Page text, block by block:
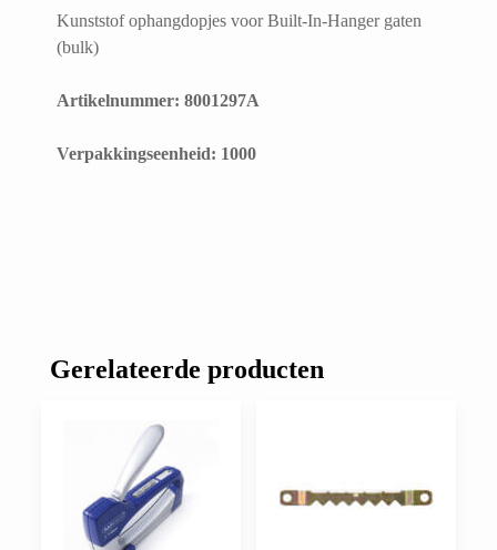
Kunststof ophangdopjes voor Built-In-Hanger gaten
(bulk)
Artikelnummer: 8001297A
​Verpakkingseenheid: 1000
Gerelateerde producten